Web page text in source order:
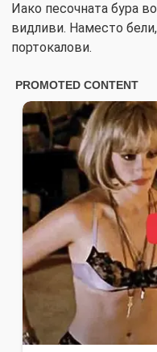
Иако песочната бура
видливи. Наместо
портокалови.